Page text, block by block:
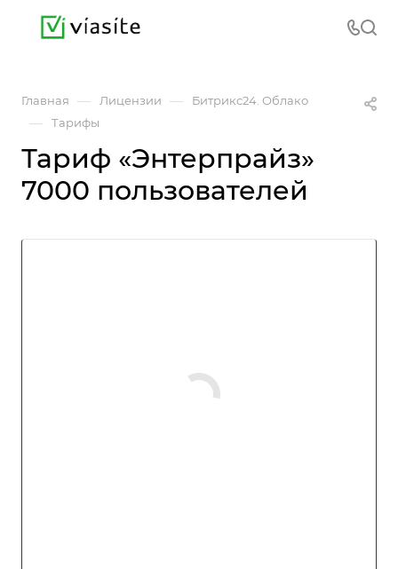
Главная — Лицензии — Битрикс24. Облако
— Тарифы
Тариф «Энтерпрайз»
7000 пользователей